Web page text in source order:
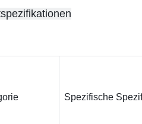
Spezifische